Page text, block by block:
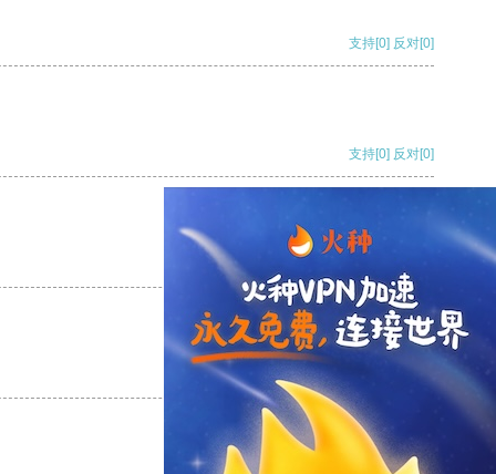
支持[0] 反对[0]
支持[0] 反对[0]
反对